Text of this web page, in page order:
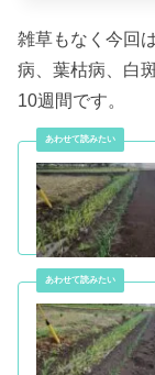
雑草もなく今回
病、葉枯病、白
10週間です。